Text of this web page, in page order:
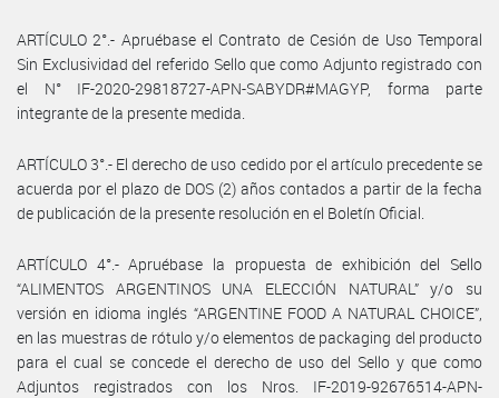
ARTÍCULO 2°.- Apruébase el Contrato de Cesión de Uso Temporal
Sin Exclusividad del referido Sello que como Adjunto registrado con
el N° IF-2020-29818727-APN-SABYDR#MAGYP, forma parte
integrante de la presente medida.
ARTÍCULO 3°.- El derecho de uso cedido por el artículo precedente se
acuerda por el plazo de DOS (2) años contados a partir de la fecha
de publicación de la presente resolución en el Boletín Oficial.
ARTÍCULO 4°.- Apruébase la propuesta de exhibición del Sello
“ALIMENTOS ARGENTINOS UNA ELECCIÓN NATURAL” y/o su
versión en idioma inglés “ARGENTINE FOOD A NATURAL CHOICE”,
en las muestras de rótulo y/o elementos de packaging del producto
para el cual se concede el derecho de uso del Sello y que como
Adjuntos registrados con los Nros. IF-2019-92676514-APN-